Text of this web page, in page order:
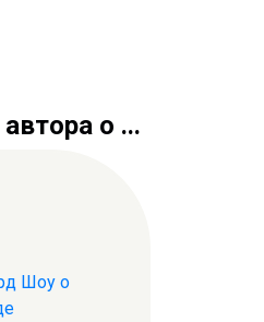
о ...
Шоу о